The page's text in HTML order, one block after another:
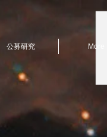
公募研究 More